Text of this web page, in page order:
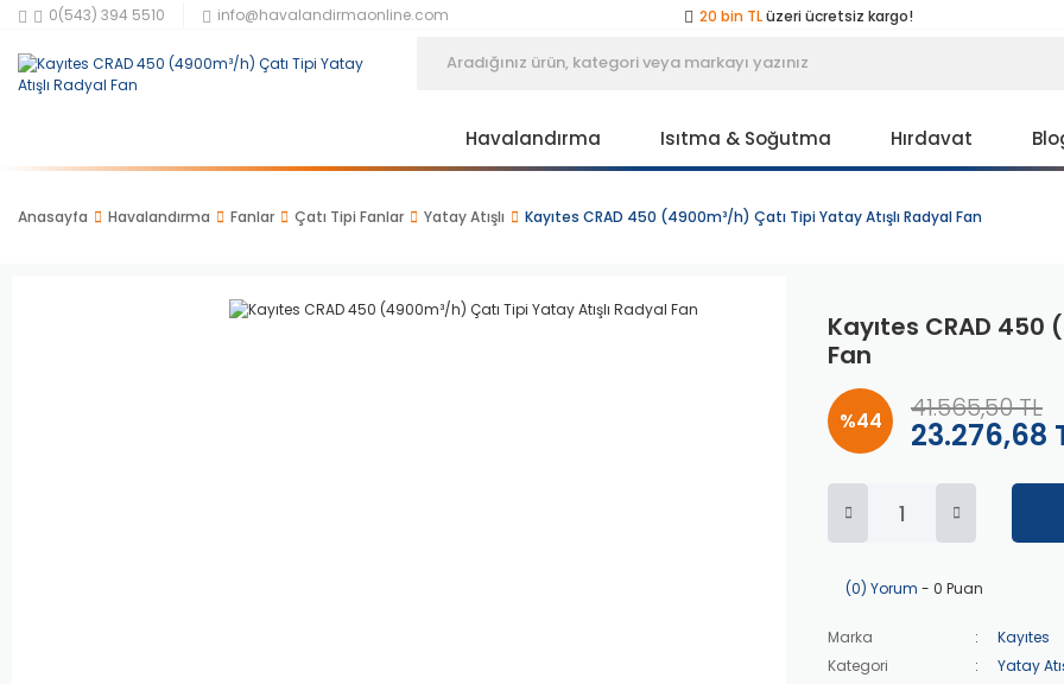
0(543) 394 5510 info@havalandirmaonline.com
20 bin TLüzeri ücretsiz kargo!
Peşin fiyatına3 taksit
20 bin TLüzeri ücretsiz kargo!
40 bin TLüzeri özel teklif!
Havalandırma Isıtma & Soğutma Hırdavat
Anasayfa Havalandırma Fanlar Çatı Tipi Fanlar Yatay Atışlı Kayıtes CRAD 450 (4900m³/h) Çatı Tipi Yatay Atışlı Radyal Fan
Kayıtes CRAD 450
Fan
%44 23.276,68
41.565,50 TL
(0) Yorum - 0 Puan
Marka
Kayıtes
Kategori
Yatay